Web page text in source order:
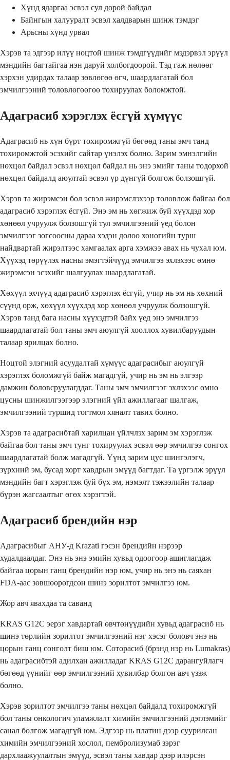
Хүнд ядаргаа эсвэл сул дорой байдал
Байнгын халууралт эсвэл халдварын шинж тэмдэг
Арьсны хүнд урвал
Хэрэв та эдгээр илүү ноцтой шинж тэмдгүүдийг мэдэрвэл эрүүл
мэндийн багтайгаа нэн даруй холбогдоорой. Тэд гаж нөлөөг
хэрхэн удирдах талаар зөвлөгөө өгч, шаардлагатай бол
эмчилгээний төлөвлөгөөгөө тохируулах боломжтой.
Адаграсиб хэрэглэх ёсгүй хүмүүс
Адаграсиб нь хүн бүрт тохиромжгүй бөгөөд таны эмч танд
тохиромжтой эсэхийг сайтар үнэлэх болно. Зарим эмнэлгийн
нөхцөл байдал эсвэл нөхцөл байдал нь энэ эмийг таны тодорхой
нөхцөл байдалд аюултай эсвэл үр дүнгүй болгож болзошгүй.
Хэрэв та жирэмсэн бол эсвэл жирэмслэхээр төлөвлөж байгаа бол
адаграсиб хэрэглэх ёсгүй. Энэ эм нь хөгжиж буй хүүхдэд хор
хөнөөл учруулж болзошгүй тул эмчилгээний үед болон
эмчилгээг зогсоосны дараа хэдэн долоо хоногийн турш
найдвартай жирэлтээс хамгаалах арга хэмжээ авах нь чухал юм.
Хүүхэд төрүүлэх насны эмэгтэйчүүд эмчилгээ эхлэхээс өмнө
жирэмсэн эсэхийг шалгуулах шаардлагатай.
Хөхүүл эхчүүд адаграсиб хэрэглэх ёсгүй, учир нь эм нь хөхний
сүүнд орж, хөхүүл хүүхдэд хор хөнөөл учруулж болзошгүй.
Хэрэв танд бага насны хүүхэдтэй байх үед энэ эмчилгээ
шаардлагатай бол таны эмч аюулгүй хооллох хувилбаруудын
талаар ярилцах болно.
Ноцтой элэгний асуудалтай хүмүүс адаграсибыг аюулгүй
хэрэглэх боломжгүй байж магадгүй, учир нь эм нь элгээр
дамжин боловсруулагддаг. Таны эмч эмчилгээг эхлэхээс өмнө
цусны шинжилгээгээр элэгний үйл ажиллагааг шалгаж,
эмчилгээний туршид тогтмол хяналт тавих болно.
Хэрэв та адаграсибтай харилцан үйлчлэх зарим эм хэрэглэж
байгаа бол таны эмч тунг тохируулах эсвэл өөр эмчилгээ сонгох
шаардлагатай болж магадгүй. Үүнд зарим цус шингэлэгч,
зүрхний эм, бусад хорт хавдрын эмүүд багтдаг. Та үргэлж эрүүл
мэндийн багт хэрэглэж буй бүх эм, нэмэлт тэжээлийн талаар
бүрэн жагсаалтыг өгөх хэрэгтэй.
Адаграсиб брендийн нэр
Адаграсибыг АНУ-д Krazati гэсэн брендийн нэрээр
худалдаалдаг. Энэ нь энэ эмийн хувьд одоогоор ашиглагдаж
байгаа цорын ганц брендийн нэр юм, учир нь энэ нь саяхан
FDA-аас зөвшөөрөгдсөн шинэ зорилтот эмчилгээ юм.
Жор авч явахдаа та саванд
KRAS G12C эерэг хавдартай өвчтөнүүдийн хувьд адаграсиб нь
шинэ төрлийн зорилтот эмчилгээний нэг хэсэг боловч энэ нь
цорын ганц сонголт биш юм. Соторасиб (брэнд нэр нь Lumakras)
нь адаграсибтэй адилхан ажилладаг KRAS G12C дарангуйлагч
бөгөөд үүнийг өөр эмчилгээний хувилбар болгон авч үзэж
болно.
Хэрэв зорилтот эмчилгээ таны нөхцөл байдалд тохиромжгүй
бол таны онкологич уламжлалт химийн эмчилгээний дэглэмийг
санал болгож магадгүй юм. Эдгээр нь платин дээр суурилсан
химийн эмчилгээний хослол, пембролизумаб зэрэг
дархлаажуулалтын эмүүд, эсвэл таны хавдар дээр илэрсэн